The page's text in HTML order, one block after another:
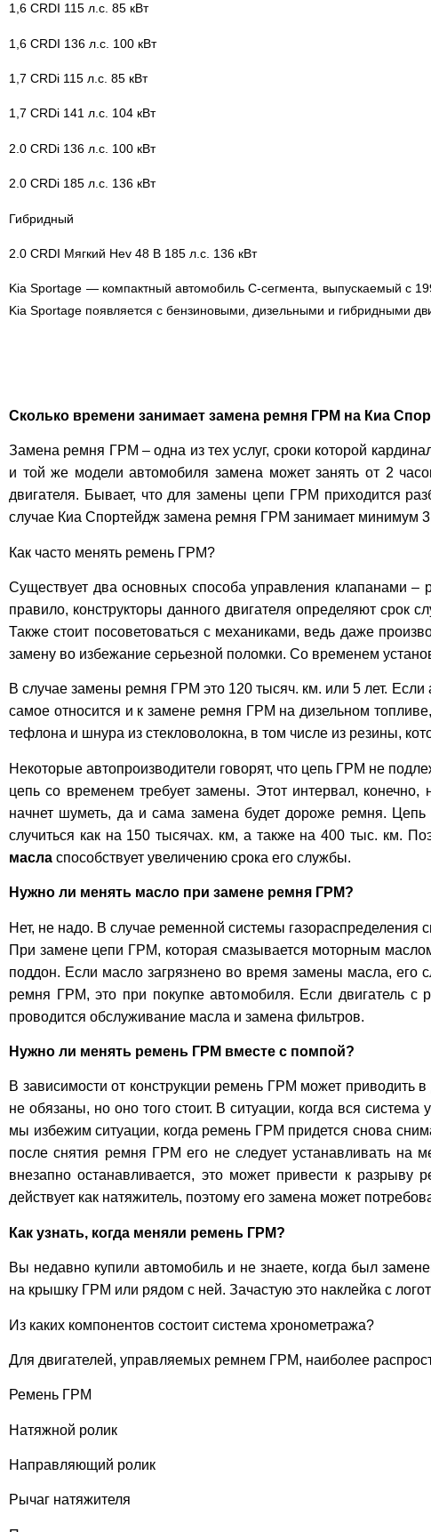
1,6 CRDI 115 л.с. 85 кВт
1,6 CRDI 136 л.с. 100 кВт
1,7 CRDi 115 л.с. 85 кВт
1,7 CRDi 141 л.с. 104 кВт
2.0 CRDi 136 л.с. 100 кВт
2.0 CRDi 185 л.с. 136 кВт
Гибридный
2.0 CRDI Мягкий Hev 48 В 185 л.с. 136 кВт
Kia Sportage — компактный автомобиль С-сегмента, выпускаемый с
Kia Sportage появляется с бензиновыми, дизельными и гибридными
Сколько времени занимает замена ремня ГРМ на Киа
Замена ремня ГРМ – одна из тех услуг, сроки которой
и той же модели автомобиля замена может занять от 2
двигателя. Бывает, что для замены цепи ГРМ приходится
случае Киа Спортейдж замена ремня ГРМ занимает минимум
Как часто менять ремень ГРМ?
Существует два основных способа управления клапанами
правило, конструкторы данного двигателя определяют
Также стоит посоветоваться с механиками, ведь даже
замену во избежание серьезной поломки. Со временем
В случае замены ремня ГРМ это 120 тысяч. км. или 5 лет. Если
самое относится и к замене ремня ГРМ на дизельном
тефлона и шнура из стекловолокна, в том числе из резины,
Некоторые автопроизводители говорят, что цепь ГРМ не
цепь со временем требует замены. Этот интервал,
начнет шуметь, да и сама замена будет дороже ремня. Цепь
случиться как на 150 тысячах. км, а также на 400 тыс. км.
масла способствует увеличению срока его службы.
Нужно ли менять масло при замене ремня ГРМ?
Нет, не надо. В случае ременной системы газораспределения
При замене цепи ГРМ, которая смазывается моторным
поддон. Если масло загрязнено во время замены масла, его
ремня ГРМ, это при покупке автомобиля. Если двигатель с
проводится обслуживание масла и замена фильтров.
Нужно ли менять ремень ГРМ вместе с помпой?
В зависимости от конструкции ремень ГРМ может
не обязаны, но оно того стоит. В ситуации, когда вся
мы избежим ситуации, когда ремень ГРМ придется снова
после снятия ремня ГРМ его не следует устанавливать на
внезапно останавливается, это может привести к
действует как натяжитель, поэтому его замена может
Как узнать, когда меняли ремень ГРМ?
Вы недавно купили автомобиль и не знаете, когда был
на крышку ГРМ или рядом с ней. Зачастую это наклейка с
Из каких компонентов состоит система хронометража?
Для двигателей, управляемых ремнем ГРМ, наиболее
Ремень ГРМ
Натяжной ролик
Направляющий ролик
Рычаг натяжителя